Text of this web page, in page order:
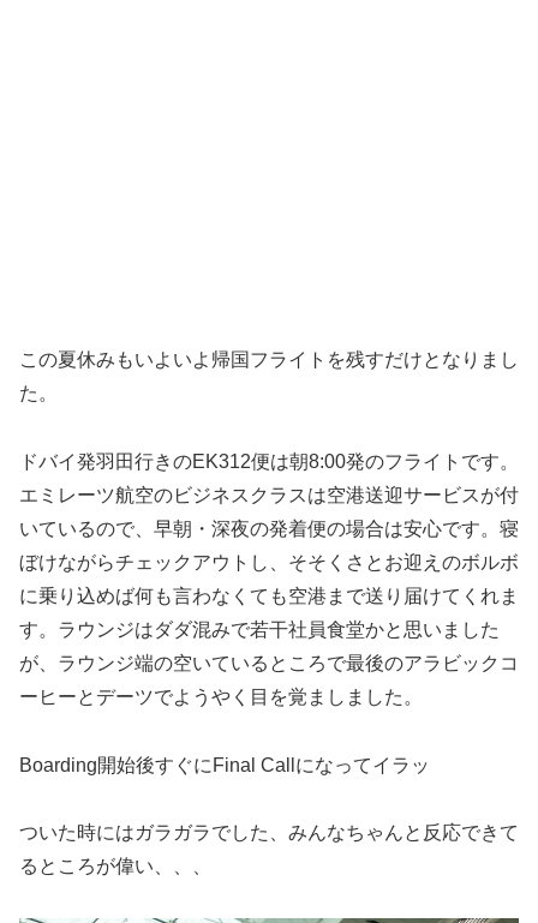
この夏休みもいよいよ帰国フライトを残すだけとなりまし
た。
ドバイ発羽田行きのEK312便は朝8:00発のフライトです。
エミレーツ航空のビジネスクラスは空港送迎サービスが付
いているので、早朝・深夜の発着便の場合は安心です。寝
ぼけながらチェックアウトし、そそくさとお迎えのボルボ
に乗り込めば何も言わなくても空港まで送り届けてくれま
す。ラウンジはダダ混みで若干社員食堂かと思いました
が、ラウンジ端の空いているところで最後のアラビックコ
ーヒーとデーツでようやく目を覚ましました。
Boarding開始後すぐにFinal Callになってイラッ
ついた時にはガラガラでした、みんなちゃんと反応できて
るところが偉い、、、